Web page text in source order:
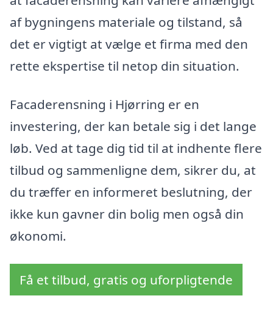
af bygningens materiale og tilstand, så
det er vigtigt at vælge et firma med den
rette ekspertise til netop din situation.
Facaderensning i Hjørring er en
investering, der kan betale sig i det lange
løb. Ved at tage dig tid til at indhente flere
tilbud og sammenligne dem, sikrer du, at
du træffer en informeret beslutning, der
ikke kun gavner din bolig men også din
økonomi.
Få et tilbud, gratis og uforpligtende